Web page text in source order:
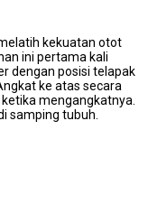
kekuatan otot
ini pertama kali
dengan posisi telapak
ke atas secara
mengangkatnya.
samping tubuh.